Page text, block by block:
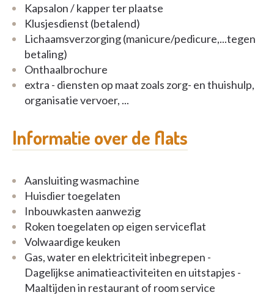
Kapsalon / kapper ter plaatse
Klusjesdienst (betalend)
Lichaamsverzorging (manicure/pedicure,...tegen
betaling)
Onthaalbrochure
extra - diensten op maat zoals zorg- en thuishulp,
organisatie vervoer, ...
Informatie over de flats
Aansluiting wasmachine
Huisdier toegelaten
Inbouwkasten aanwezig
Roken toegelaten op eigen serviceflat
Volwaardige keuken
Gas, water en elektriciteit inbegrepen -
Dagelijkse animatieactiviteiten en uitstapjes -
Maaltijden in restaurant of room service